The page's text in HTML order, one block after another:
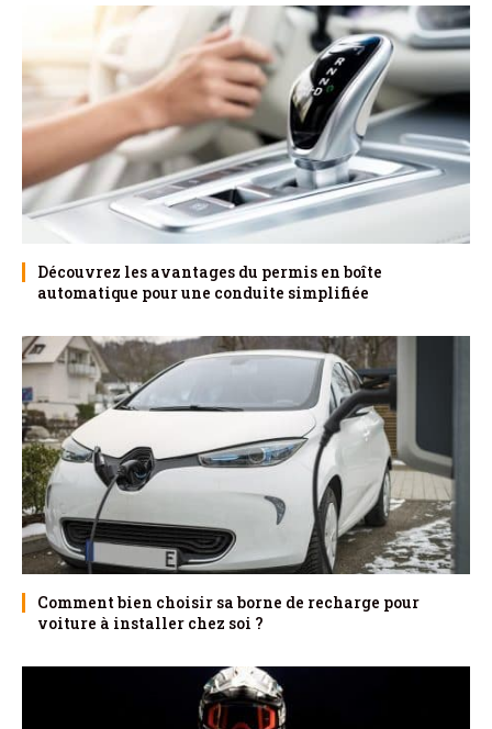
Découvrez les avantages du permis en boîte
automatique pour une conduite simplifiée
Comment bien choisir sa borne de recharge pour
voiture à installer chez soi ?